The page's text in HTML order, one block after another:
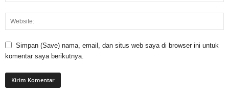
Simpan (Save) nama, email, dan situs web saya di browser ini untuk
komentar saya berikutnya.